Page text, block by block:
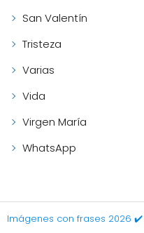
San Valentín
Tristeza
Varias
Vida
Virgen María
WhatsApp
Imágenes con frases 2026 ✔️